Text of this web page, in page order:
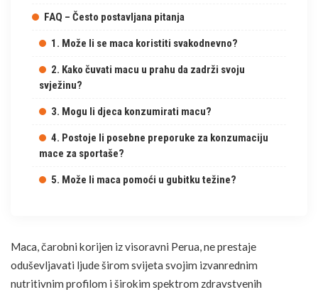
FAQ – Često postavljana pitanja
1. Može li se maca koristiti svakodnevno?
2. Kako čuvati macu u prahu da zadrži svoju
svježinu?
3. Mogu li djeca konzumirati macu?
4. Postoje li posebne preporuke za konzumaciju
mace za sportaše?
5. Može li maca pomoći u gubitku težine?
Maca, čarobni korijen iz visoravni Perua, ne prestaje
oduševljavati ljude širom svijeta svojim izvanrednim
nutritivnim profilom i širokim spektrom zdravstvenih